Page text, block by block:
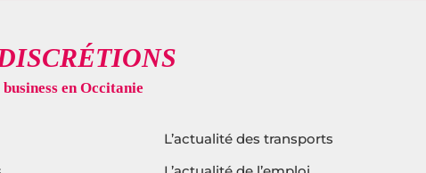
L’actualité des transports